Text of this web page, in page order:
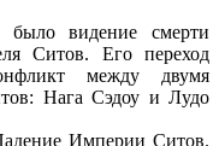
было видение смерти
Ситов. Его переход
между двумя
Нага Сэдоу и Лудо
Империи Ситов.